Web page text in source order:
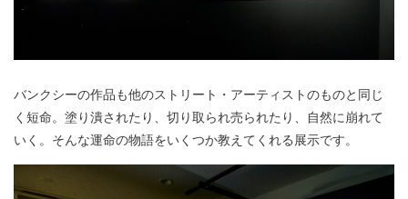
バンクシーの作品も他のストリート・アーティストのものと同じ
く短命。塗り潰されたり、切り取られ売られたり、自然に崩れて
いく。そんな運命の物語をいくつか教えてくれる展示です。